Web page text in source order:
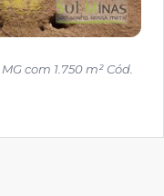
com 1.750 m² Cód.